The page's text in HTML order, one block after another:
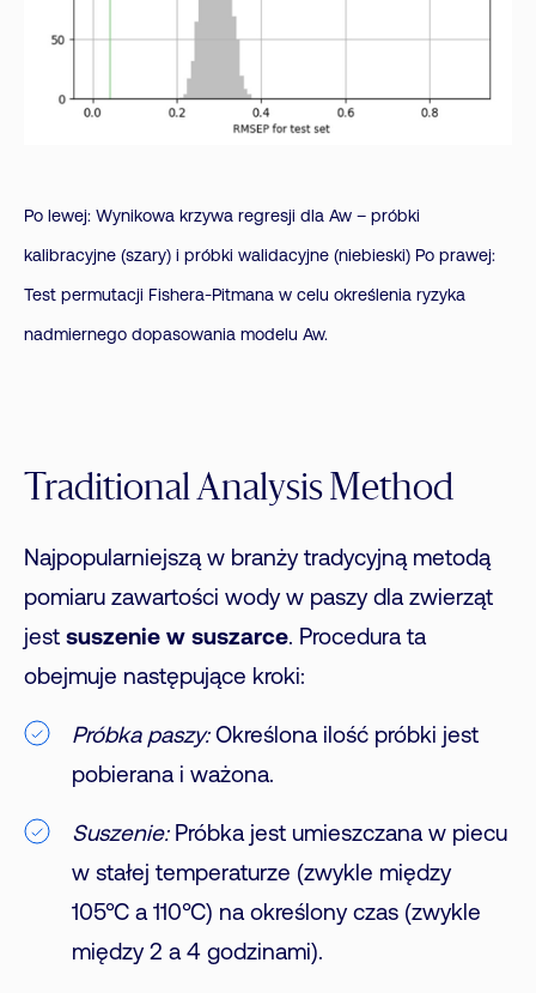
Po lewej: Wynikowa krzywa regresji dla Aw – próbki
kalibracyjne (szary) i próbki walidacyjne (niebieski) Po prawej:
Test permutacji Fishera-Pitmana w celu określenia ryzyka
nadmiernego dopasowania modelu Aw.
Traditional Analysis Method
Najpopularniejszą w branży tradycyjną metodą
pomiaru zawartości wody w paszy dla zwierząt
jest suszenie w suszarce. Procedura ta
obejmuje następujące kroki:
Próbka paszy:Określona ilość próbki jest
pobierana i ważona.
Suszenie:Próbka jest umieszczana w piecu
w stałej temperaturze (zwykle między
105°C a 110°C) na określony czas (zwykle
między 2 a 4 godzinami).